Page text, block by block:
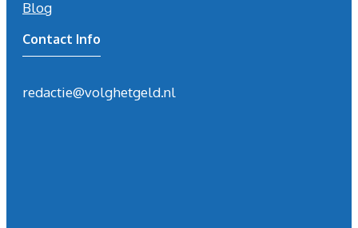
Blog
Contact Info
redactie@volghetgeld.nl